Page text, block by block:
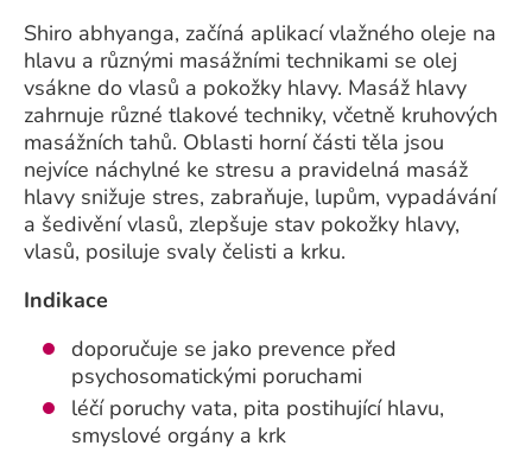
Shiro abhyanga, začíná aplikací vlažného oleje na
hlavu a různými masážními technikami se olej
vsákne do vlasů a pokožky hlavy. Masáž hlavy
zahrnuje různé tlakové techniky, včetně kruhových
masážních tahů. Oblasti horní části těla jsou
nejvíce náchylné ke stresu a pravidelná masáž
hlavy snižuje stres, zabraňuje, lupům, vypadávání
a šedivění vlasů, zlepšuje stav pokožky hlavy,
vlasů, posiluje svaly čelisti a krku.
Indikace
doporučuje se jako prevence před
psychosomatickými poruchami
léčí poruchy vata, pita postihující hlavu,
smyslové orgány a krk